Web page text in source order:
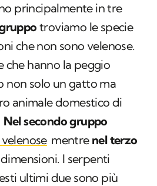
principalmente in tre
troviamo le specie
che non sono velenose.
che hanno la peggio
non solo un gatto ma
animale domestico di
Nel secondo gruppo
mentre nel terzo
I serpenti
ultimi due sono più